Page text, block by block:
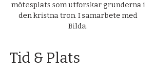
mötesplats som utforskar grunderna i
den kristna tron. I samarbete med
Bilda.
Tid & Plats